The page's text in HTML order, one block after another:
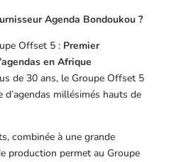
Agenda Bondoukou ?
Offset 5 : Premier
en Afrique
de 30 ans, le Groupe Offset 5
d’agendas millésimés hauts de
combinée à une grande
production permet au Groupe